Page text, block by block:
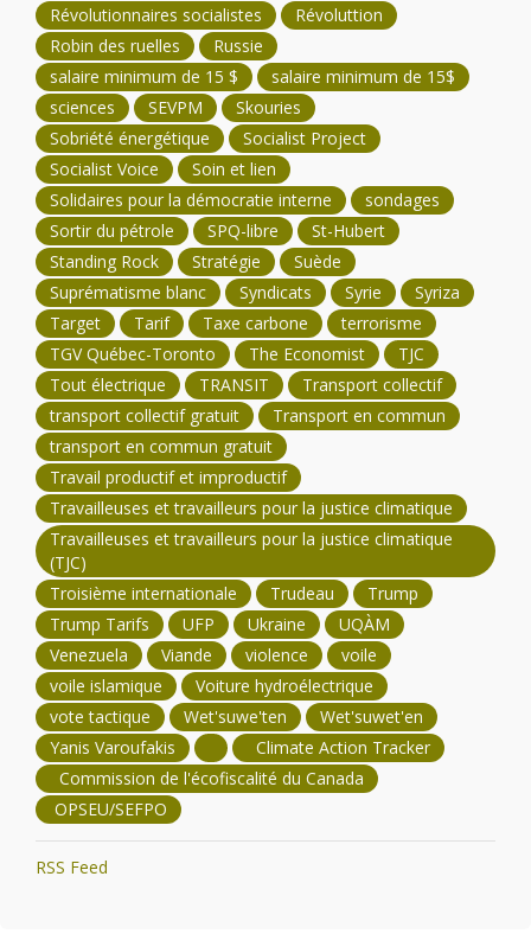
Révolutionnaires socialistes
Révoluttion
Robin des ruelles
Russie
salaire minimum de 15 $
salaire minimum de 15$
sciences
SEVPM
Skouries
Sobriété énergétique
Socialist Project
Socialist Voice
Soin et lien
Solidaires pour la démocratie interne
sondages
Sortir du pétrole
SPQ-libre
St-Hubert
Standing Rock
Stratégie
Suède
Suprématisme blanc
Syndicats Syrie
Syriza
Target
Tarif Taxe carbone
terrorisme
TGV Québec-Toronto
The Economist
TJC
Tout électrique
TRANSIT
Transport collectif
transport collectif gratuit
Transport en commun
transport en commun gratuit
Travail productif et improductif
Travailleuses et travailleurs pour la justice climatique
Travailleuses et travailleurs pour la justice climatique
(TJC)
Troisième internationale
Trudeau
Trump
Trump Tarifs
UFP Ukraine
UQÀM
Venezuela
Viande violence
voile
voile islamique
Voiture hydroélectrique
vote tactique
Wet'suwe'ten
Wet'suwet'en
Yanis Varoufakis
Climate Action Tracker
Commission de l'écofiscalité du Canada
OPSEU/SEFPO
RSS Feed